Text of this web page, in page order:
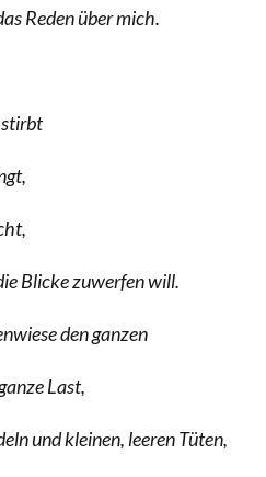
Reden über mich.
stirbt
Blicke zuwerfen will.
den ganzen
Last,
und kleinen, leeren Tüten,